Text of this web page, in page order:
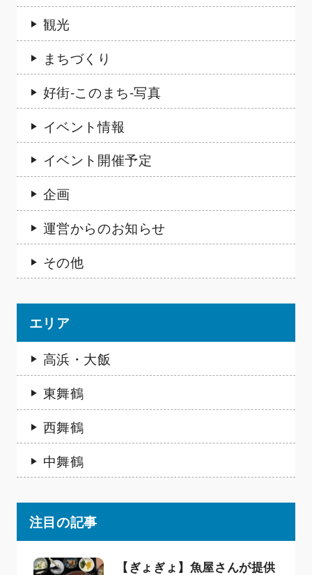
観光
まちづくり
好街-このまち-写真
イベント情報
イベント開催予定
企画
運営からのお知らせ
その他
エリア
高浜・大飯
東舞鶴
西舞鶴
中舞鶴
注目の記事
【ぎょぎょ】魚屋さんが提供